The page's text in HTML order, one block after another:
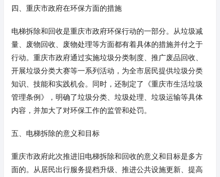
四、重庆市政府在环保方面的措施
电梯拆除和回收是重庆市政府环保行动的一部分。从垃圾减
量、废物回收、废物处理等方面都有着具体的措施并付之于
行动。重庆市政府通过实施垃圾分类制度、推广废品回收、
开展垃圾分类大赛等一系列活动，为全市居民提供垃圾分类
知识、技能和实践机会。同时，还制定了《重庆市生活垃圾
管理条例》，明确了垃圾分类、垃圾处理、垃圾运输等具体
内容，并加大了对环保工作的监管和处罚。
五、电梯拆除的意义和目标
重庆市政府此次推进旧电梯拆除和回收的意义和目标是多方
面的。从居民出行服务提档升级、推进公共设施更新、提高